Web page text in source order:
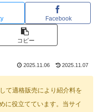
Facebook
コピー
2025.11.06 2025.11.07
て適格販売により紹介料を
に役立てています。当サイ